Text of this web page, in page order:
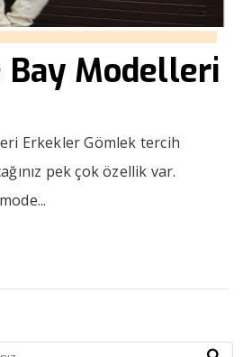
Modelleri
Erkekler Gömlek tercih
pek çok özellik var.